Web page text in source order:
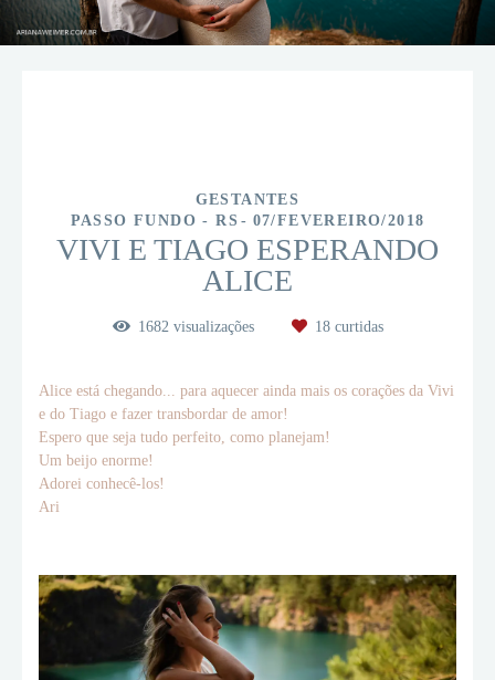
GESTANTES
PASSO FUNDO - RS
07/FEVEREIRO/2018
VIVI E TIAGO ESPERANDO
ALICE
1682visualizações 18curtidas
Alice está chegando... para aquecer ainda mais os corações da Vivi
e do Tiago e fazer transbordar de amor!
Espero que seja tudo perfeito, como planejam!
Um beijo enorme!
Adorei conhecê-los!
Ari